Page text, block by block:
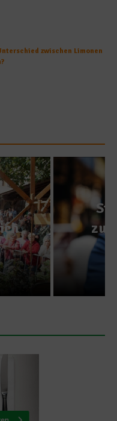
zwischen Limonen
Raue blickt
bisheriges
2022